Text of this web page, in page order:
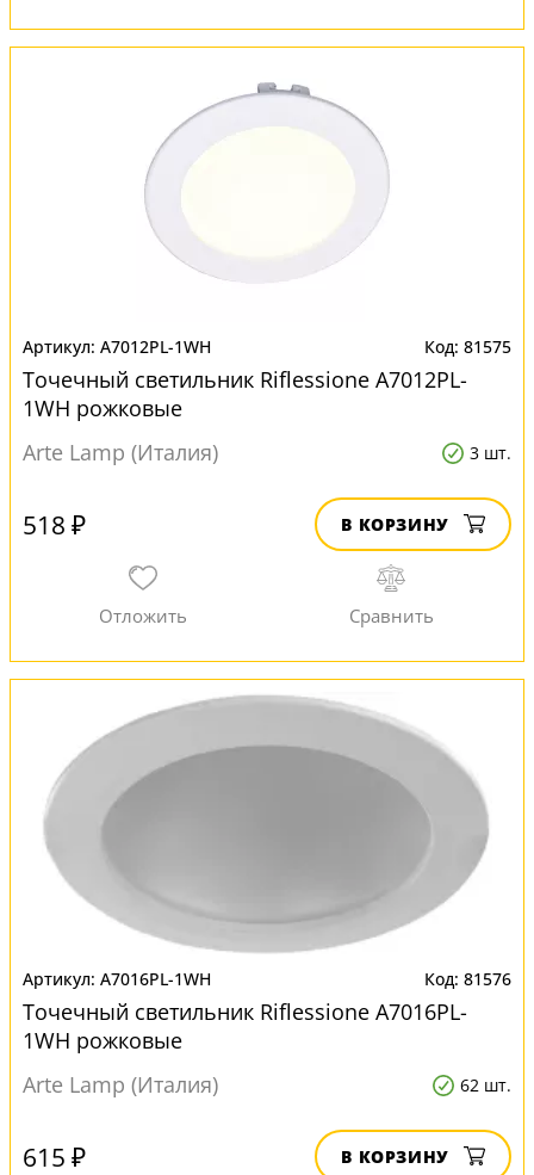
A7012PL-1WH 81575
Точечный светильник Riflessione A7012PL-
1WH рожковые
Arte Lamp (Италия)
3 шт.
518 ₽ В КОРЗИНУ
A7016PL-1WH 81576
Точечный светильник Riflessione A7016PL-
1WH рожковые
Arte Lamp (Италия)
62 шт.
615 ₽ В КОРЗИНУ